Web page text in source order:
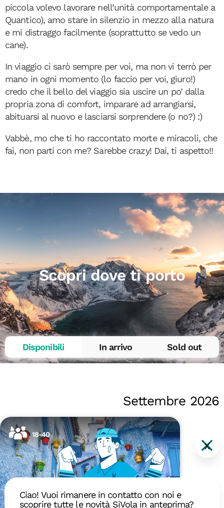
piccola volevo lavorare nell’unità comportamentale a
Quantico), amo stare in silenzio in mezzo alla natura
e mi distraggo facilmente (soprattutto se vedo un
cane).
In viaggio ci sarò sempre per voi, ma non vi terrò per
mano in ogni momento (lo faccio per voi, giuro!)
credo che il bello del viaggio sia uscire un po’ dalla
propria zona di comfort, imparare ad arrangiarsi,
abituarsi al nuovo e lasciarsi sorprendere (o no?) :)
Vabbè, mo che ti ho raccontato morte e miracoli, che
fai, non parti con me? Sarebbe crazy! Dai, ti aspetto!!
Scopri dove ti porto
Disponibili In arrivo Sold out
Settembre 2026
18-40
X
Ciao! Vuoi rimanere in contatto con noi e
scoprire tutte le novità SiVola in anteprima?